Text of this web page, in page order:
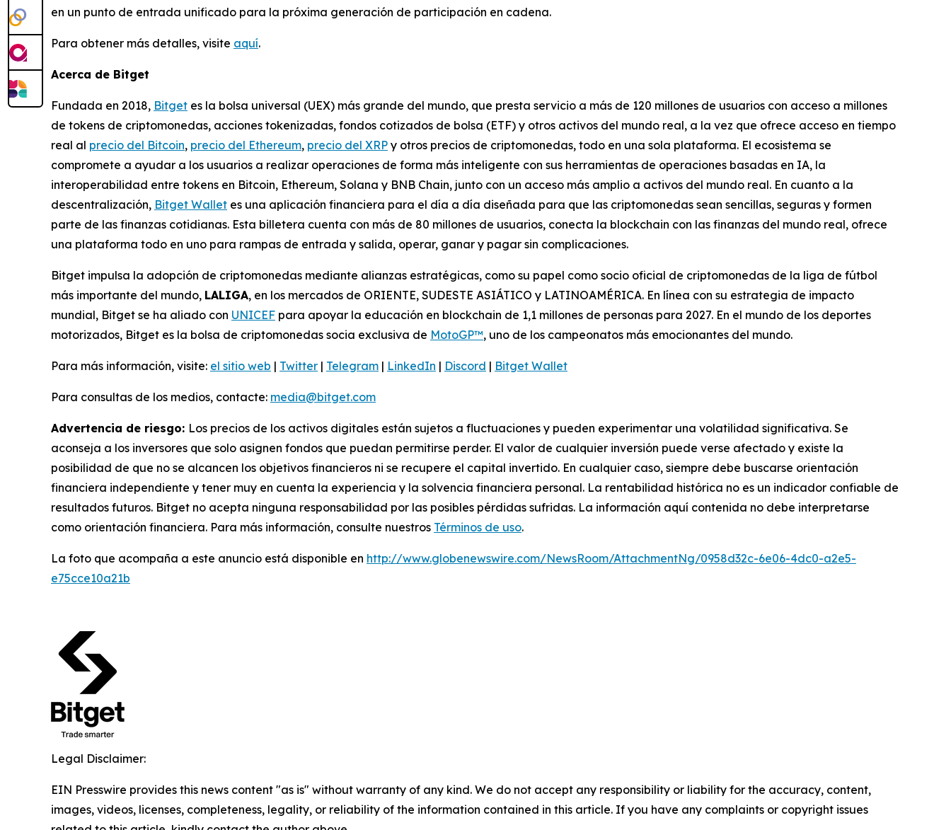
en un punto de entrada unificado para la próxima generación de participación en cadena.
Para obtener más detalles, visite aquí.
Acerca de Bitget
Fundada en 2018, Bitget es la bolsa universal (UEX) más grande del mundo, que presta servicio a más de 120 millones de usuarios con acceso a millones
de tokens de criptomonedas, acciones tokenizadas, fondos cotizados de bolsa (ETF) y otros activos del mundo real, a la vez que ofrece acceso en tiempo
real al precio del Bitcoin, precio del Ethereum, precio del XRP y otros precios de criptomonedas, todo en una sola plataforma. El ecosistema se
compromete a ayudar a los usuarios a realizar operaciones de forma más inteligente con sus herramientas de operaciones basadas en IA, la
interoperabilidad entre tokens en Bitcoin, Ethereum, Solana y BNB Chain, junto con un acceso más amplio a activos del mundo real. En cuanto a la
descentralización, Bitget Wallet es una aplicación financiera para el día a día diseñada para que las criptomonedas sean sencillas, seguras y formen
parte de las finanzas cotidianas. Esta billetera cuenta con más de 80 millones de usuarios, conecta la blockchain con las finanzas del mundo real, ofrece
una plataforma todo en uno para rampas de entrada y salida, operar, ganar y pagar sin complicaciones.
Bitget impulsa la adopción de criptomonedas mediante alianzas estratégicas, como su papel como socio oficial de criptomonedas de la liga de fútbol
más importante del mundo, LALIGA, en los mercados de ORIENTE, SUDESTE ASIÁTICO y LATINOAMÉRICA. En línea con su estrategia de impacto
mundial, Bitget se ha aliado con UNICEF para apoyar la educación en blockchain de 1,1 millones de personas para 2027. En el mundo de los deportes
motorizados, Bitget es la bolsa de criptomonedas socia exclusiva de MotoGP™, uno de los campeonatos más emocionantes del mundo.
Para más información, visite: el sitio web | Twitter | Telegram | LinkedIn | Discord | Bitget Wallet
Para consultas de los medios, contacte: media@bitget.com
Advertencia de riesgo: Los precios de los activos digitales están sujetos a fluctuaciones y pueden experimentar una volatilidad significativa. Se
aconseja a los inversores que solo asignen fondos que puedan permitirse perder. El valor de cualquier inversión puede verse afectado y existe la
posibilidad de que no se alcancen los objetivos financieros ni se recupere el capital invertido. En cualquier caso, siempre debe buscarse orientación
financiera independiente y tener muy en cuenta la experiencia y la solvencia financiera personal. La rentabilidad histórica no es un indicador confiable de
resultados futuros. Bitget no acepta ninguna responsabilidad por las posibles pérdidas sufridas. La información aquí contenida no debe interpretarse
como orientación financiera. Para más información, consulte nuestros Términos de uso.
La foto que acompaña a este anuncio está disponible en http://www.globenewswire.com/NewsRoom/AttachmentNg/0958d32c-6e06-4dc0-a2e5-
e75cce10a21b
Legal Disclaimer:
EIN Presswire provides this news content "as is" without warranty of any kind. We do not accept any responsibility or liability for the accuracy, content,
images, videos, licenses, completeness, legality, or reliability of the information contained in this article. If you have any complaints or copyright issues